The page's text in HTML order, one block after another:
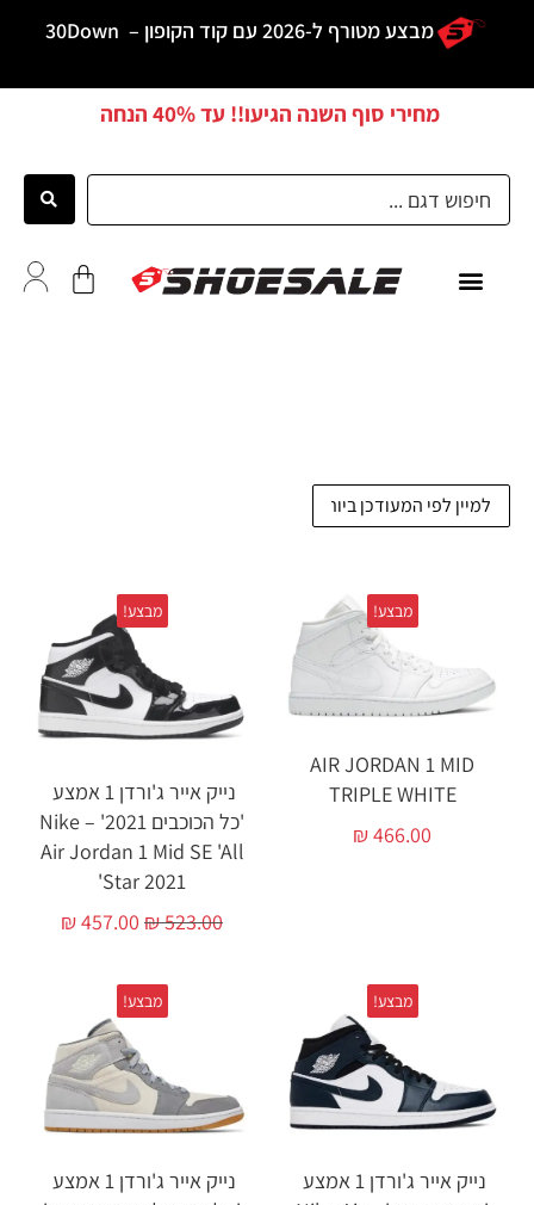
מבצע מטורף ל-2026 עם קוד הקופון – 30Down
מחירי סוף השנה הגיעו!! עד40% הנחה
מבצע!
AIR JORDAN 1 MID
TRIPLE WHITE
₪466.00
מבצע!
נייק אייר ג'ורדן 1 אמצע
'כל הכוכבים 2021' – Nike
Air Jordan 1 Mid SE 'All
Star 2021'
₪523.00
₪457.00
מבצע!
נייק אייר ג'ורדן 1 אמצע
מבצע!
נייק אייר ג'ורדן 1 אמצע